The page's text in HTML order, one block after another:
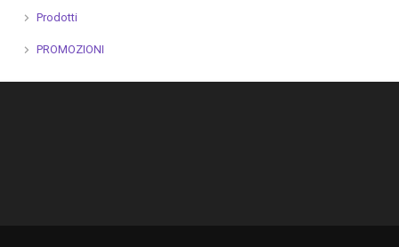
Prodotti
PROMOZIONI